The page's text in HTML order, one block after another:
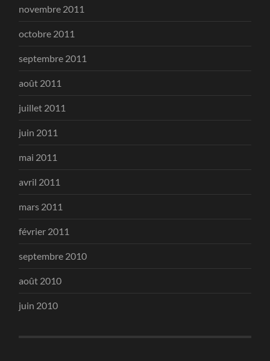
novembre 2011
octobre 2011
septembre 2011
août 2011
juillet 2011
juin 2011
mai 2011
avril 2011
mars 2011
février 2011
septembre 2010
août 2010
juin 2010